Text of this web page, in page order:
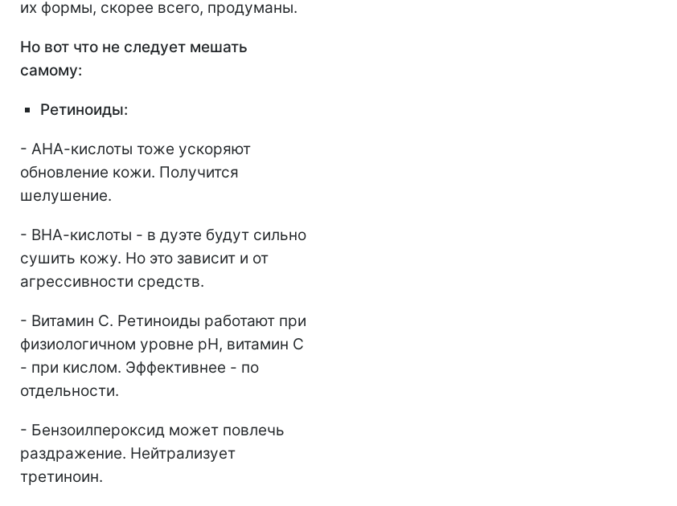
их формы, скорее всего, продуманы.
Но вот что не следует мешать
самому:
Ретиноиды:
- АНА-кислоты тоже ускоряют
обновление кожи. Получится
шелушение.
- ВНА-кислоты - в дуэте будут сильно
сушить кожу. Но это зависит и от
агрессивности средств.
- Витамин С. Ретиноиды работают при
физиологичном уровне рН, витамин С
- при кислом. Эффективнее - по
отдельности.
- Бензоилпероксид может повлечь
раздражение. Нейтрализует
третиноин.